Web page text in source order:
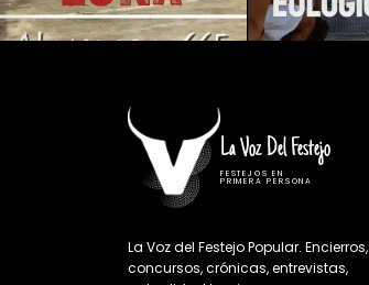
La Voz Del Festejo
FESTEJOS EN
PRIMERA PERSONA
La Voz del Festejo Popular. Encierros,
concursos, crónicas, entrevistas,